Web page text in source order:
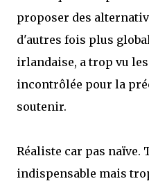
proposer des
d'autres fois plus
irlandaise, a trop vu
incontrôlée pour la
soutenir.
Réaliste car pas naïve.
indispensable mais